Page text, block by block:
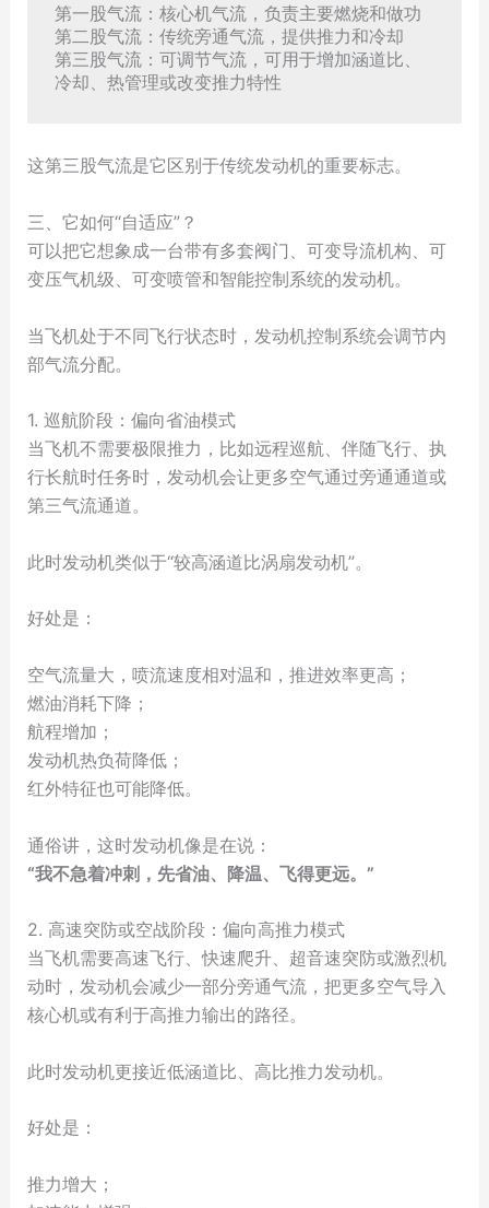
第一股气流：核心机气流，负责主要燃烧和做功
第二股气流：传统旁通气流，提供推力和冷却
第三股气流：可调节气流，可用于增加涵道比、
这第三股气流是它区别于传统发动机的重要标志。
三、它如何“自适应”？
可以把它想象成一台带有多套阀门、可变导流机构、可
变压气机级、可变喷管和智能控制系统的发动机。
当飞机处于不同飞行状态时，发动机控制系统会调节内
部气流分配。
1. 巡航阶段：偏向省油模式
当飞机不需要极限推力，比如远程巡航、伴随飞行、执
行长航时任务时，发动机会让更多空气通过旁通通道或
第三气流通道。
此时发动机类似于“较高涵道比涡扇发动机”。
好处是：
空气流量大，喷流速度相对温和，推进效率更高；
燃油消耗下降；
航程增加；
发动机热负荷降低；
红外特征也可能降低。
通俗讲，这时发动机像是在说：
“我不急着冲刺，先省油、降温、飞得更远。”
2. 高速突防或空战阶段：偏向高推力模式
当飞机需要高速飞行、快速爬升、超音速突防或激烈机
动时，发动机会减少一部分旁通气流，把更多空气导入
核心机或有利于高推力输出的路径。
此时发动机更接近低涵道比、高比推力发动机。
好处是：
推力增大；